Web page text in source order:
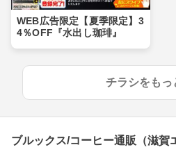
WEB広告限定【夏季限定】3
4％OFF『水出し珈琲』
チラシをもっ
ブルックス/コーヒー通販（滋賀